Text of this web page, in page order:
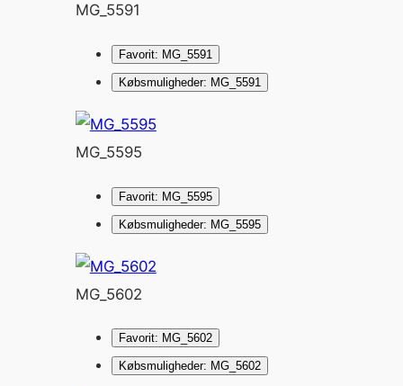
MG_5591
Favorit: MG_5591
Købsmuligheder: MG_5591
MG_5595
Favorit: MG_5595
Købsmuligheder: MG_5595
MG_5602
Favorit: MG_5602
Købsmuligheder: MG_5602